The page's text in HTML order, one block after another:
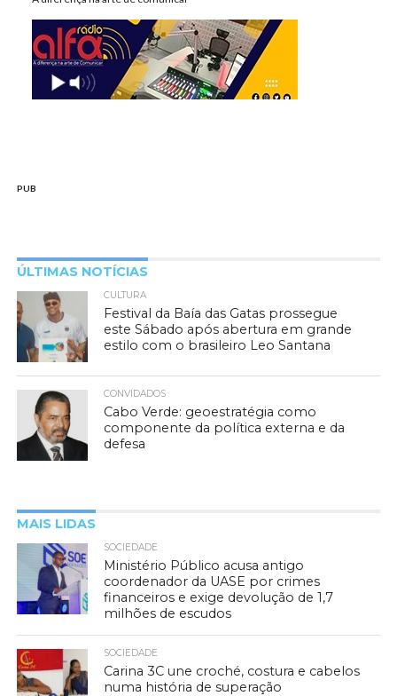
PUB
ÚLTIMAS NOTÍCIAS
CULTURA
Festival da Baía das Gatas prossegue
este Sábado após abertura em grande
estilo com o brasileiro Leo Santana
CONVIDADOS
Cabo Verde: geoestratégia como
componente da política externa e da
defesa
MAIS LIDAS
SOCIEDADE
Ministério Público acusa antigo
coordenador da UASE por crimes
financeiros e exige devolução de 1,7
milhões de escudos
SOCIEDADE
Carina 3C une croché, costura e cabelos
numa história de superação